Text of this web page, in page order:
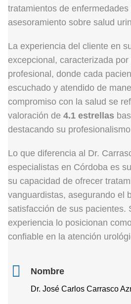
tratamientos de
asesoramiento sobre salud
La experiencia del cliente en
excepcional, caracterizada
profesional, donde cada
escuchado y atendido de
compromiso con la salud se
valoración de 4.1 estrellas
destacando su
Lo que diferencia al Dr.
especialistas en Córdoba es
su capacidad de ofrecer
vanguardistas, asegurando el
satisfacción de sus pacientes.
experiencia lo posicionan
confiable en la atención
Nombre
Dr. José Carlos Carrasco